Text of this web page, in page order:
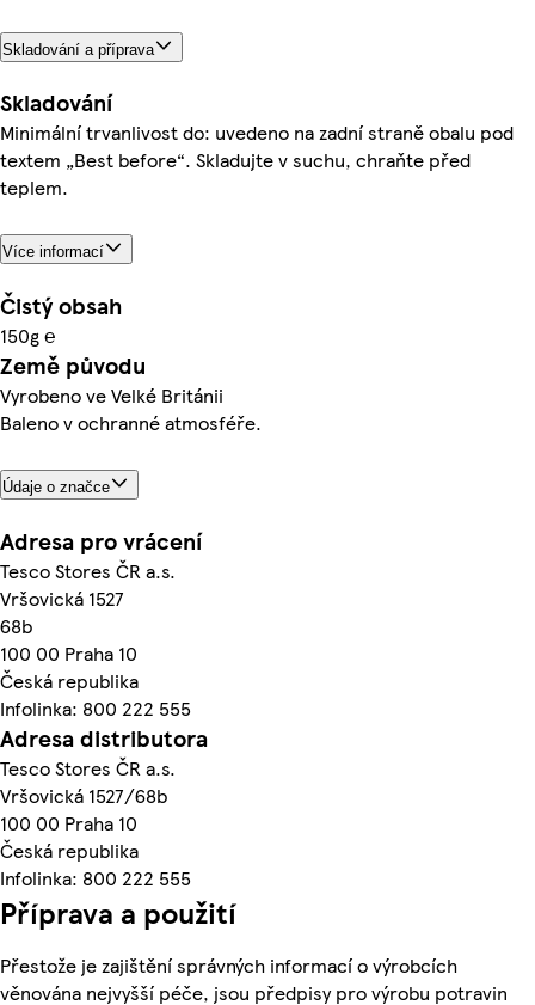
Skladování a příprava
Skladování
Minimální trvanlivost do: uvedeno na zadní straně obalu pod
textem „Best before“. Skladujte v suchu, chraňte před
teplem.
Více informací
Čistý obsah
150g ℮
Země původu
Vyrobeno ve Velké Británii
Baleno v ochranné atmosféře.
Údaje o značce
Adresa pro vrácení
Tesco Stores ČR a.s.
Vršovická 1527
68b
100 00 Praha 10
Česká republika
Infolinka: 800 222 555
Adresa distributora
Tesco Stores ČR a.s.
Vršovická 1527/68b
100 00 Praha 10
Česká republika
Infolinka: 800 222 555
Příprava a použití
Přestože je zajištění správných informací o výrobcích
věnována nejvyšší péče, jsou předpisy pro výrobu potravin